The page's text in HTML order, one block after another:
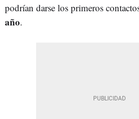
podrían darse los primeros
año.